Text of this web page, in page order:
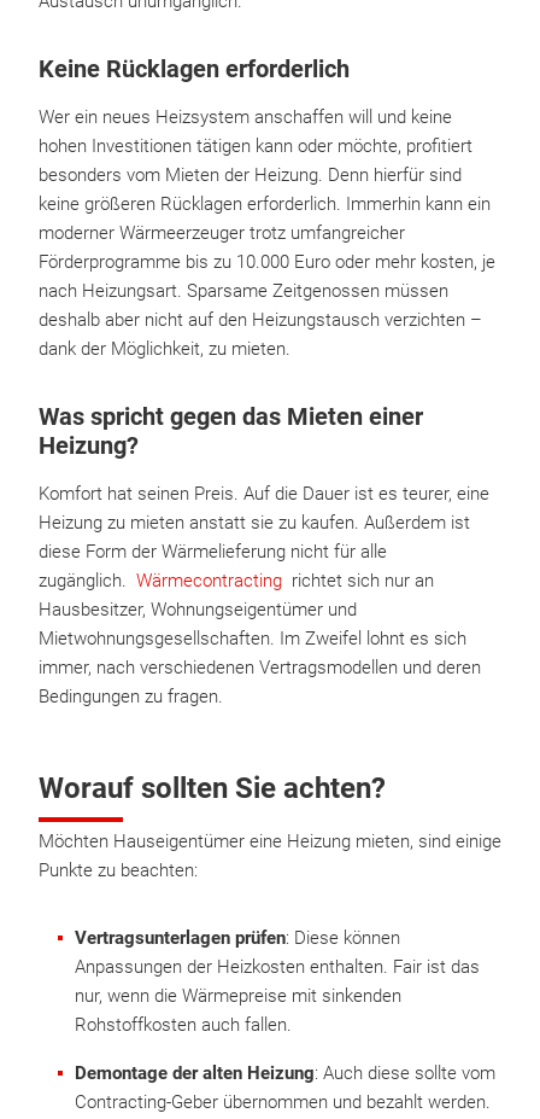
Keine Rücklagen erforderlich
Wer ein neues Heizsystem anschaffen will und keine
hohen Investitionen tätigen kann oder möchte, profitiert
besonders vom Mieten der Heizung. Denn hierfür sind
keine größeren Rücklagen erforderlich. Immerhin kann ein
moderner Wärmeerzeuger trotz umfangreicher
Förderprogramme bis zu 10.000 Euro oder mehr kosten, je
nach Heizungsart. Sparsame Zeitgenossen müssen
deshalb aber nicht auf den Heizungstausch verzichten –
dank der Möglichkeit, zu mieten.
Was spricht gegen das Mieten einer
Heizung?
Komfort hat seinen Preis. Auf die Dauer ist es teurer, eine
Heizung zu mieten anstatt sie zu kaufen. Außerdem ist
diese Form der Wärmelieferung nicht für alle
zugänglich. Wärmecontracting richtet sich nur an
Hausbesitzer, Wohnungseigentümer und
Mietwohnungsgesellschaften. Im Zweifel lohnt es sich
immer, nach verschiedenen Vertragsmodellen und deren
Bedingungen zu fragen.
Worauf sollten Sie achten?
Möchten Hauseigentümer eine Heizung mieten, sind einige
Punkte zu beachten:
Vertragsunterlagen prüfen: Diese können
Anpassungen der Heizkosten enthalten. Fair ist das
nur, wenn die Wärmepreise mit sinkenden
Rohstoffkosten auch fallen.
Demontage der alten Heizung: Auch diese sollte vom
Contracting-Geber übernommen und bezahlt werden.